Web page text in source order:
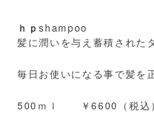
ｈｐshampoo
髪に潤いを与え蓄積された
毎日お使いになる事で髪を
500ｍｌ ￥6600（税込）